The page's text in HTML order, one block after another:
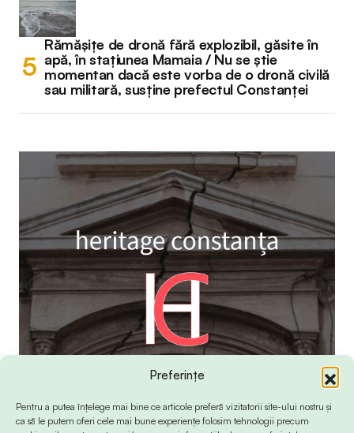
Preferințe
Pentru a putea înțelege mai bine ce articole preferă vizitatorii site-ului nostru și
ca să le putem oferi cele mai bune experiențe folosim tehnologii precum
Rămășițe de dronă fără explozibil, găsite în
apă, în stațiunea Mamaia / Nu se știe
momentan dacă este vorba de o dronă civilă
sau militară, susține prefectul Constanței